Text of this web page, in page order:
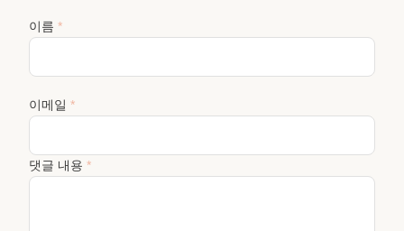
이름 *
이메일 *
댓글 내용 *